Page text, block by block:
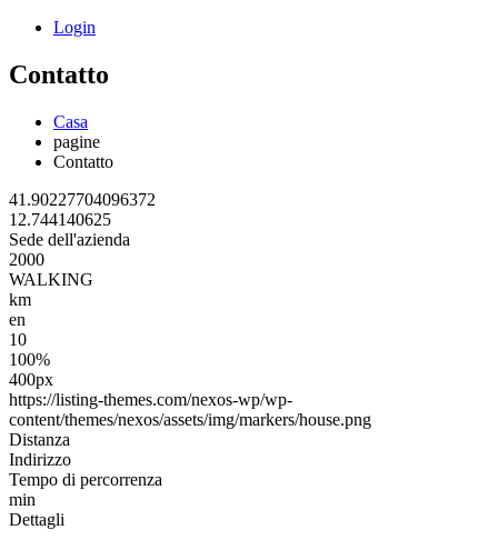
Login
Contatto
Casa
pagine
Contatto
41.90227704096372
12.744140625
Sede dell'azienda
2000
WALKING
km
en
10
100%
400px
https://listing-themes.com/nexos-wp/wp-
content/themes/nexos/assets/img/markers/house.png
Distanza
Indirizzo
Tempo di percorrenza
min
Dettagli